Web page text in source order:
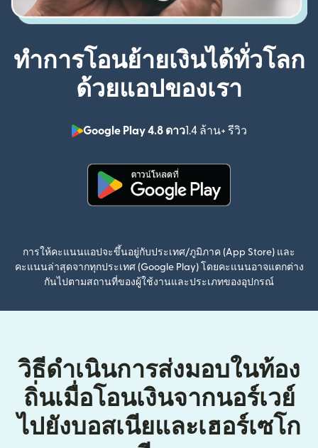
ทำการโอนย้ายเงินได้ทั่วโลก
ด้วยแอปของเรา
Google Play 4.8 ดาว1.4 ล้าน+ รีวิว
(เปิดในหน้าต่
การให้คะแนนแอปจะขึ้นอยู่กับประเทศ/ภูมิภาค (App Store) และ
คะแนนล่าสุดจากทุกประเทศ (Google Play) โดยคะแนนอาจแตกต่าง
กันไปตามสถานที่ของผู้ใช้งานและประเภทของอุปกรณ์
วิธีดำเนินการส่งมอบในท้อง
ถิ่นเมื่อโอนเงินจากนอร์เวย์
ไปยังบอสเนียและเฮอร์เซโก